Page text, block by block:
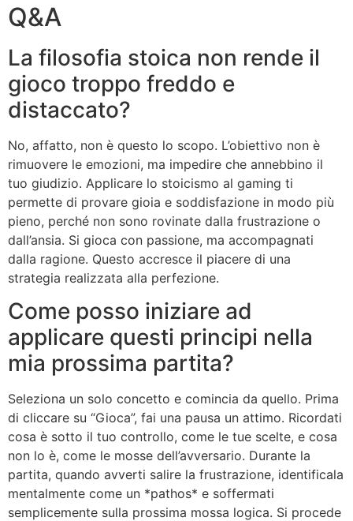
Q&A
La filosofia stoica non rende il
gioco troppo freddo e
distaccato?
No, affatto, non è questo lo scopo. L’obiettivo non è
rimuovere le emozioni, ma impedire che annebbino il
tuo giudizio. Applicare lo stoicismo al gaming ti
permette di provare gioia e soddisfazione in modo più
pieno, perché non sono rovinate dalla frustrazione o
dall’ansia. Si gioca con passione, ma accompagnati
dalla ragione. Questo accresce il piacere di una
strategia realizzata alla perfezione.
Come posso iniziare ad
applicare questi principi nella
mia prossima partita?
Seleziona un solo concetto e comincia da quello. Prima
di cliccare su “Gioca”, fai una pausa un attimo. Ricordati
cosa è sotto il tuo controllo, come le tue scelte, e cosa
non lo è, come le mosse dell’avversario. Durante la
partita, quando avverti salire la frustrazione, identificala
mentalmente come un *pathos* e soffermati
semplicemente sulla prossima mossa logica. Si procede